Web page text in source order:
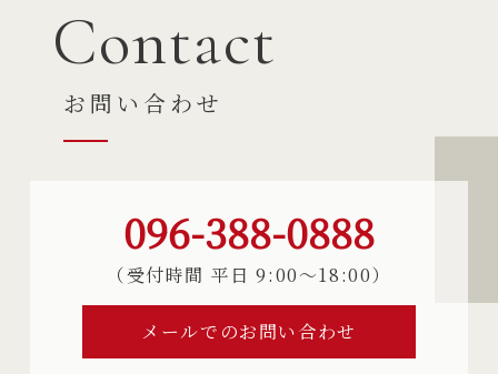
Contact
お問い合わせ
096-388-0888
（受付時間 平日 9:00〜18:00）
メールでのお問い合わせ